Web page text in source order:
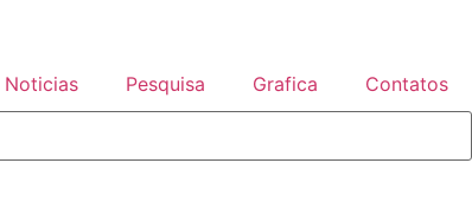
Noticias Pesquisa Grafica Contatos